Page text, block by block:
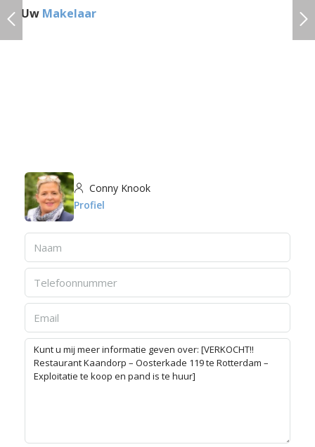
Uw Makelaar
Conny Knook
Profiel